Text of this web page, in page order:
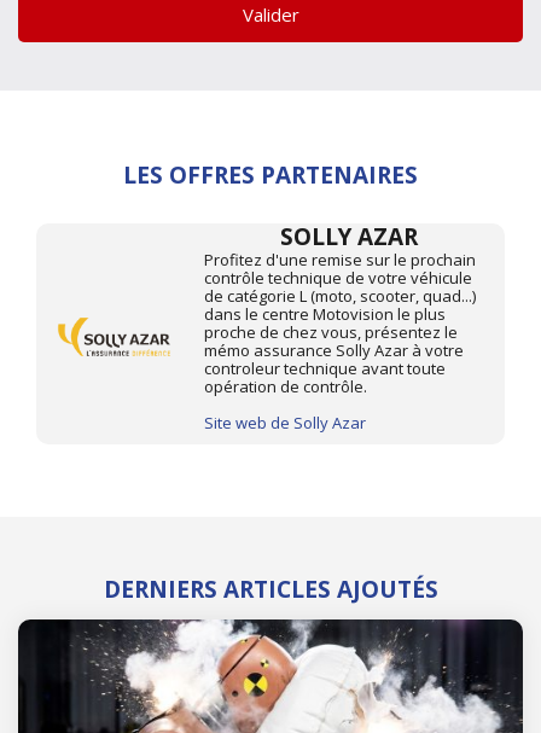
Valider
LES OFFRES PARTENAIRES
SOLLY AZAR
Profitez d'une remise sur le prochain
contrôle technique de votre véhicule
de catégorie L (moto, scooter, quad...)
dans le centre Motovision le plus
proche de chez vous, présentez le
mémo assurance Solly Azar à votre
controleur technique avant toute
opération de contrôle.
Site web de Solly Azar
DERNIERS ARTICLES AJOUTÉS